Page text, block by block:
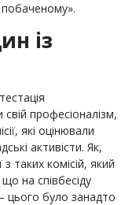
із
свій професіоналізм,
які оцінювали
активісти. Як,
таких комісій, який
на співбесіду
цього було занадто